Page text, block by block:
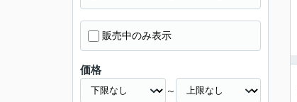
販売中のみ表示
価格
～